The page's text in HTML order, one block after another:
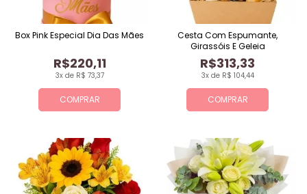
COMPRAR
3x de R$ 73,37
R$220,11
Box Pink Especial Dia Das Mães
COMPRAR
3x de R$ 104,44
R$313,33
Cesta Com Espumante,
Girassóis E Geleia